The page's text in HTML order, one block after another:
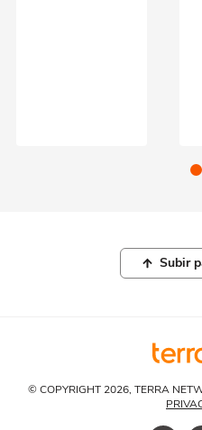
Subir
© COPYRIGHT 2026, TERRA